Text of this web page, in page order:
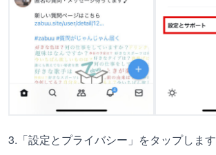
3.「設定とプライバシー」をタップします